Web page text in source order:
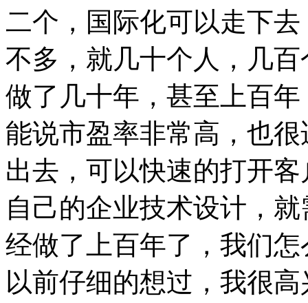
二个，国际化可以走下
不多，就几十个人，几
做了几十年，甚至上百
能说市盈率非常高，也
出去，可以快速的打开
自己的企业技术设计，
经做了上百年了，我们
以前仔细的想过，我很